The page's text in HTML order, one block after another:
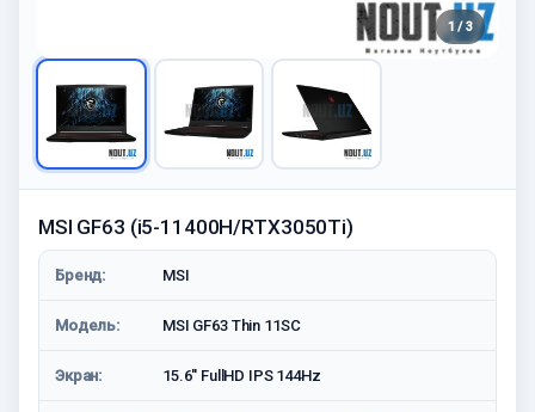
1 / 3
MSI GF63 (i5-11400H/RTX3050Ti)
Бренд: MSI
Модель: MSI GF63 Thin 11SC
Экран: 15.6'' FullHD IPS 144Hz